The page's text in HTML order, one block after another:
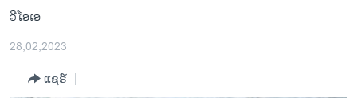
ຫາ
ຊອກ
ຄົ້ນ ໂລກ
ເອເຊຍ
ວີໂອເອ
28,02,2023
ແຊຣ໌